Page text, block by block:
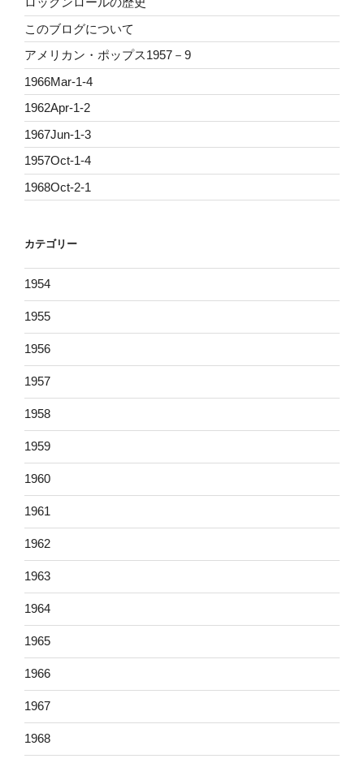
このブログについて
アメリカン・ポップス1957－9
1966Mar-1-4
1962Apr-1-2
1967Jun-1-3
1957Oct-1-4
1968Oct-2-1
カテゴリー
1954
1955
1956
1957
1958
1959
1960
1961
1962
1963
1964
1965
1966
1967
1968